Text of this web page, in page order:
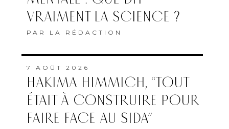
VRAIMENT LA SCIENCE ?
PAR LA RÉDACTION
7 AOÛT 2026
HAKIMA HIMMICH, “TOUT
ÉTAIT À CONSTRUIRE POUR
FAIRE FACE AU SIDA”